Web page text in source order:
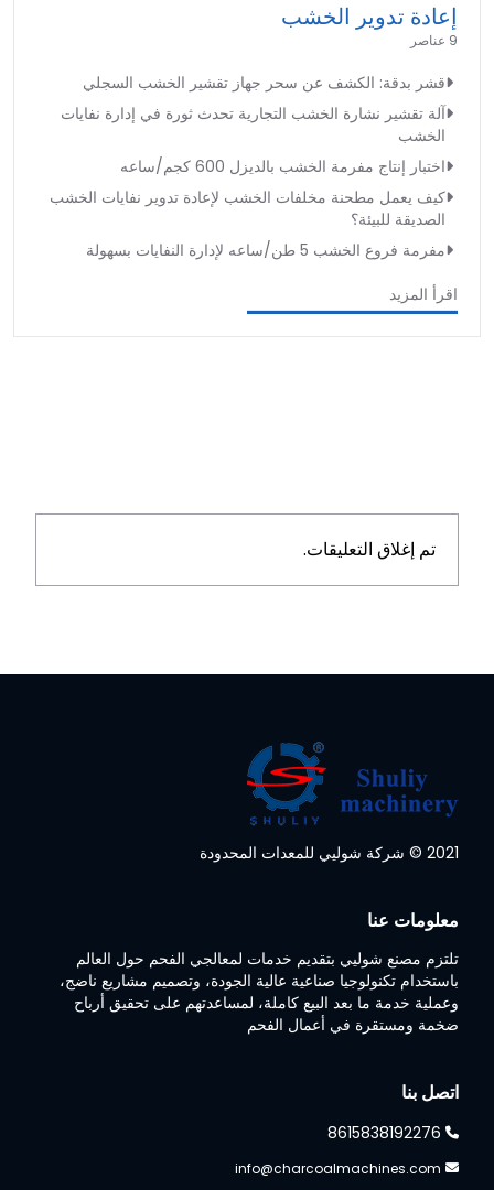
إعادة تدوير الخشب
9 عناصر
قشر بدقة: الكشف عن سحر جهاز تقشير الخشب السجلي
آلة تقشير نشارة الخشب التجارية تحدث ثورة في إدارة نفايات
الخشب
اختبار إنتاج مفرمة الخشب بالديزل 600 كجم/ساعه
كيف يعمل مطحنة مخلفات الخشب لإعادة تدوير نفايات الخشب
الصديقة للبيئة؟
مفرمة فروع الخشب 5 طن/ساعه لإدارة النفايات بسهولة
اقرأ المزيد
تم إغلاق التعليقات.
2021 © شركة شوليي للمعدات المحدودة
معلومات عنا
تلتزم مصنع شوليي بتقديم خدمات لمعالجي الفحم حول العالم
باستخدام تكنولوجيا صناعية عالية الجودة، وتصميم مشاريع ناضج،
وعملية خدمة ما بعد البيع كاملة، لمساعدتهم على تحقيق أرباح
ضخمة ومستقرة في أعمال الفحم
اتصل بنا
8615838192276
info@charcoalmachines.com